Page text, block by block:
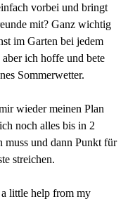
vorbei und bringt
mit? Ganz wichtig
im Garten bei jedem
ich hoffe und bete
Sommerwetter.
wieder meinen Plan
noch alles bis in 2
muss und dann Punkt für
streichen.
little help from my